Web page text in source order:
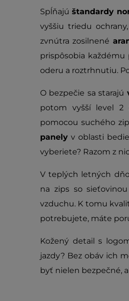
Spĺňajú štandardy
vyššiu triedu
zvnútra zosilnené
prispôsobia
oderu a roztrhnutiu.
O bezpečie sa starajú
potom vyšší level 2
pomocou suchého
panely v oblasti
vyberiete? Razom z
V teplých letných
na zips so
vzduchu. K tomu
potrebujete, máte
Kožený detail s
jazdy? Bez obáv ich
byť nielen bezpečné,